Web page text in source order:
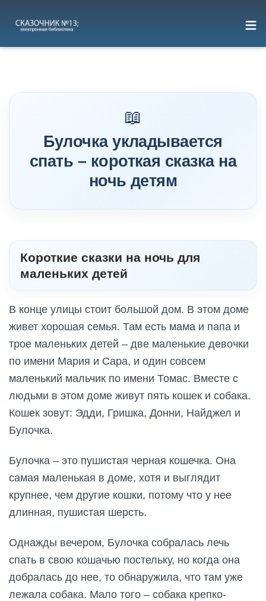
≡
Булочка укладывается
спать – короткая сказка на
ночь детям
Короткие сказки на ночь для
маленьких детей
В конце улицы стоит большой дом. В этом доме
живет хорошая семья. Там есть мама и папа и
трое маленьких детей – две маленькие девочки
по имени Мария и Сара, и один совсем
маленький мальчик по имени Томас. Вместе с
людьми в этом доме живут пять кошек и собака.
Кошек зовут: Эдди, Гришка, Донни, Найджел и
Булочка.
Булочка – это пушистая черная кошечка. Она
самая маленькая в доме, хотя и выглядит
крупнее, чем другие кошки, потому что у нее
длинная, пушистая шерсть.
Однажды вечером, Булочка собралась лечь
спать в свою кошачью постельку, но когда она
добралась до нее, то обнаружила, что там уже
лежала собака. Мало того – собака крепко-